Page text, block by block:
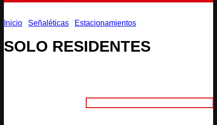
Inicio Señaléticas Estacionamientos
SOLO RESIDENTES